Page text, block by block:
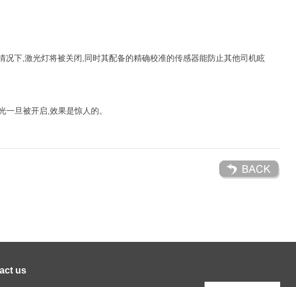
下,激光灯将被关闭,同时其配备的精确校准的传感器能防止其他司机眩
旦被开启,效果是惊人的。
us